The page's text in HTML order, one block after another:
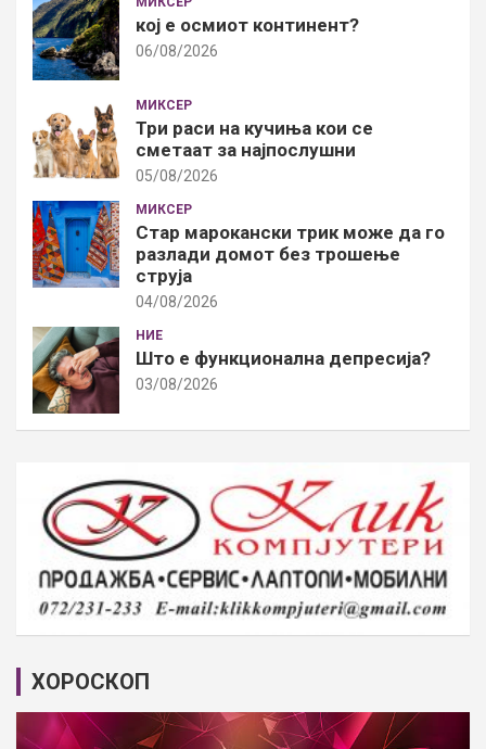
кој е осмиот континент?
06/08/2026
МИКСЕР
Три раси на кучиња кои се
сметаат за најпослушни
05/08/2026
МИКСЕР
Стар марокански трик може да го
разлади домот без трошење
струја
04/08/2026
НИЕ
Што е функционална депресија?
03/08/2026
ХОРОСКОП